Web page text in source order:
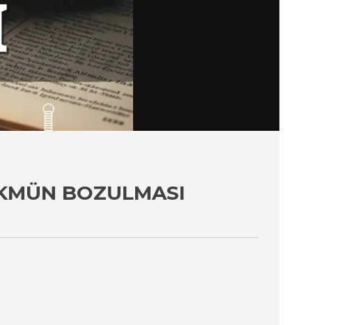
BOZULMASI